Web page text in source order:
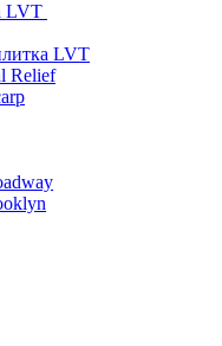
LVT
LVT
Relief